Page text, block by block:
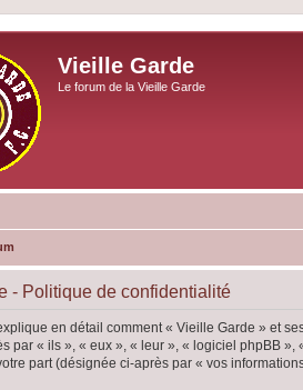
Vieille Garde
Le forum de la Vieille Garde
- Politique de confidentialité
en détail comment « Vieille Garde » et
par « ils », « eux », « leur », « logiciel phpBB
part (désignée ci-après par « vos